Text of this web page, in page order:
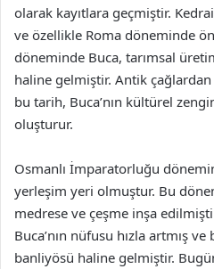
olarak kayıtlara geçmiştir.
ve özellikle Roma döneminde
döneminde Buca, tarımsal
haline gelmiştir. Antik
bu tarih, Buca’nın kültürel
oluşturur.
Osmanlı İmparatorluğu
yerleşim yeri olmuştur. Bu
medrese ve çeşme inşa
Buca’nın nüfusu hızla artmış
banliyösü haline gelmiştir.